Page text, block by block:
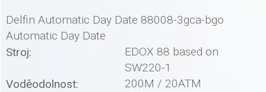
Delfin Automatic Day Date 88008-3gca-bgo
Automatic Day Date
Stroj:
EDOX 88 based on
SW220-1
Voděodolnost:
200M / 20ATM